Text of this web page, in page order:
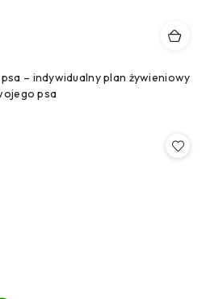
– indywidualny plan żywieniowy
psa